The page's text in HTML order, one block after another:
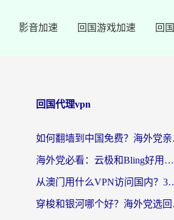
影音加速 回国游戏加速 回
回国代理vpn
如何翻
海外党必看：云极和Bling好用吗？3分钟教你选对回国加速器
从澳门用什么VPN访问国内？3
穿梭和